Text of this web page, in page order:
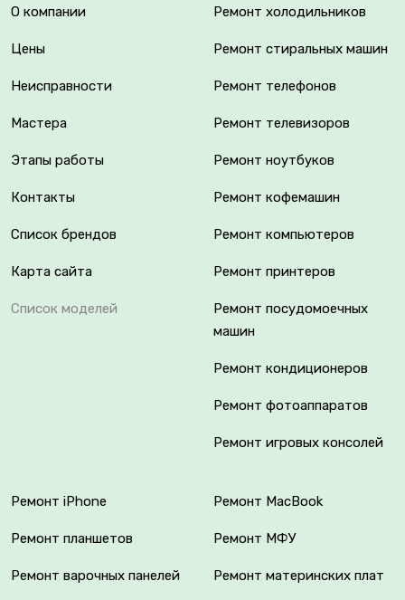
О компании
Цены
Неисправности
Мастера
Этапы работы
Контакты
Список брендов
Карта сайта
Список моделей
Ремонт холодильников
Ремонт стиральных машин
Ремонт телефонов
Ремонт телевизоров
Ремонт ноутбуков
Ремонт кофемашин
Ремонт компьютеров
Ремонт принтеров
Ремонт посудомоечных
машин
Ремонт кондиционеров
Ремонт фотоаппаратов
Ремонт игровых консолей
Ремонт iPhone
Ремонт планшетов
Ремонт варочных панелей
Ремонт MacBook
Ремонт МФУ
Ремонт материнских плат